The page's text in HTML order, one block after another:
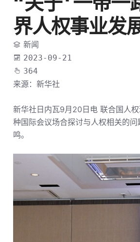
界人权事业发
新闻
2023-09-21
364
来源：新华社
新华社日内瓦9月20日电 联合国人
种国际会议场合探讨与人权相关的问
鸣。